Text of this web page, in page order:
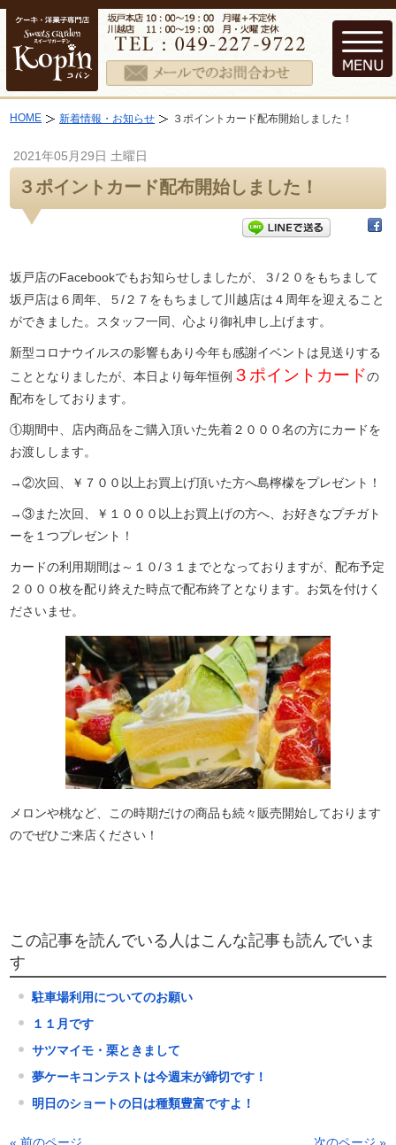
HOME 新着情報・お知らせ ３ポイントカード配布開始しました！
2021年05月29日 土曜日
３ポイントカード配布開始しました！
坂戸店のFacebookでもお知らせしましたが、３/２０をもちまして
坂戸店は６周年、５/２７をもちまして川越店は４周年を迎えること
ができました。スタッフ一同、心より御礼申し上げます。
新型コロナウイルスの影響もあり今年も感謝イベントは見送りする
こととなりましたが、本日より毎年恒例 ３ポイントカードの
配布をしております。
①期間中、店内商品をご購入頂いた先着２０００名の方にカードを
お渡しします。
→②次回、￥７００以上お買上げ頂いた方へ島檸檬をプレゼント！
→③また次回、￥１０００以上お買上げの方へ、お好きなプチガト
ーを１つプレゼント！
カードの利用期間は～１０/３１までとなっておりますが、配布予定
２０００枚を配り終えた時点で配布終了となります。お気を付けく
ださいませ。
メロンや桃など、この時期だけの商品も続々販売開始しております
のでぜひご来店ください！
この記事を読んでいる人はこんな記事も読んでいま
す
駐車場利用についてのお願い
１１月です
サツマイモ・栗ときまして
夢ケーキコンテストは今週末が締切です！
明日のショートの日は種類豊富ですよ！
« 前のページ 次のページ »